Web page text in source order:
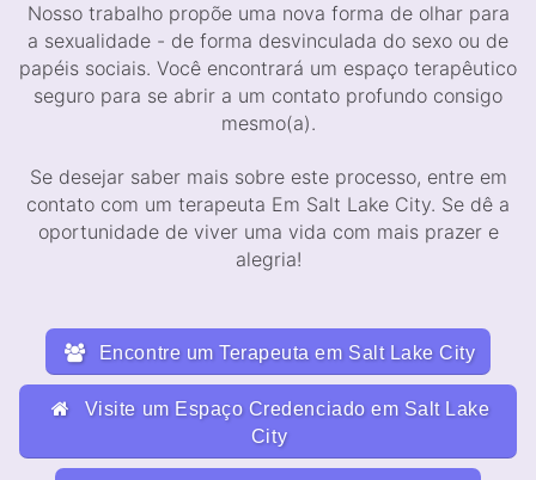
Nosso trabalho propõe uma nova forma de olhar para
a sexualidade - de forma desvinculada do sexo ou de
papéis sociais. Você encontrará um espaço terapêutico
seguro para se abrir a um contato profundo consigo
mesmo(a).
Se desejar saber mais sobre este processo, entre em
contato com um terapeuta Em Salt Lake City. Se dê a
oportunidade de viver uma vida com mais prazer e
alegria!
Encontre um Terapeuta em Salt Lake City
Visite um Espaço Credenciado em Salt Lake
City